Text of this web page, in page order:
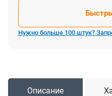
Нужно больше 100 штук?
Описание